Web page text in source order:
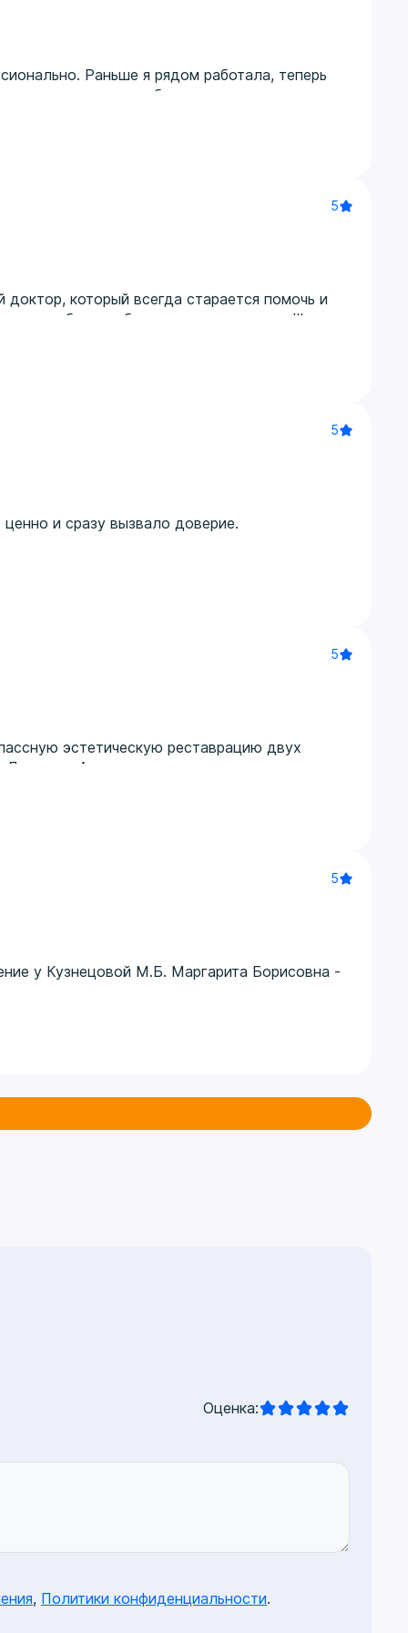
Раньше я рядом работала, теперь
современное оборудование, ,
тоже довольна, говорит , что так
эндокринолога Ефремову Е.М. ,
5
который всегда старается помочь и
побольше бы таких специалистов!!!
5
и сразу вызвало доверие.
5
эстетическую реставрацию двух
в Австралии оставил не только
повернут по вертикали наружу, также за 2
5
у Кузнецовой М.Б. Маргарита Борисовна -
с отличным результатом.
создать приятную и располагающую
Оценка:
, Политики конфиденциальности.